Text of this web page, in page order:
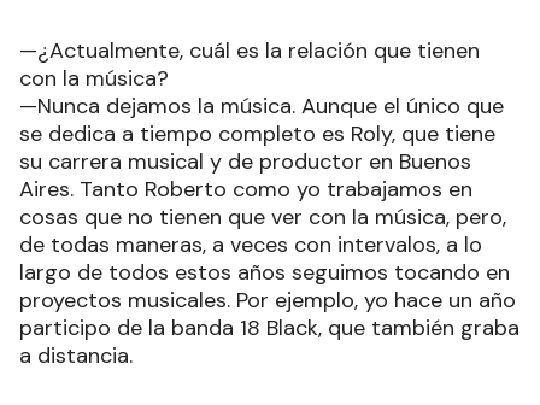
—¿Actualmente, cuál es la relación que tienen
con la música?
—Nunca dejamos la música. Aunque el único que
se dedica a tiempo completo es Roly, que tiene
su carrera musical y de productor en Buenos
Aires. Tanto Roberto como yo trabajamos en
cosas que no tienen que ver con la música, pero,
de todas maneras, a veces con intervalos, a lo
largo de todos estos años seguimos tocando en
proyectos musicales. Por ejemplo, yo hace un año
participo de la banda 18 Black, que también graba
a distancia.